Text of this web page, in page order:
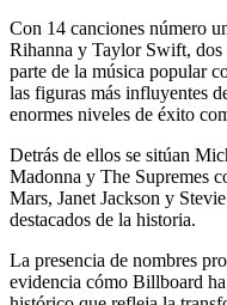
Con 14 canciones número
Rihanna y Taylor Swift, dos
parte de la música popular
las figuras más influyentes
enormes niveles de éxito
Detrás de ellos se sitúan
Madonna y The Supremes
Mars, Janet Jackson y
destacados de la historia.
La presencia de nombres
evidencia cómo Billboard